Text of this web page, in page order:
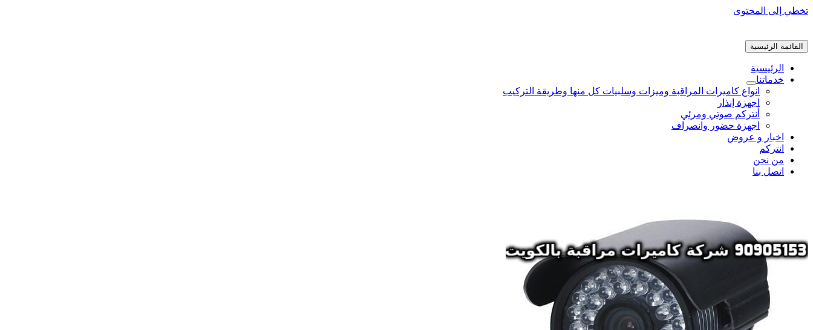
تخطي إلى المحتوى
القائمة الرئيسية
الرئيسية
خدماتنا
انواع كاميرات المراقبة وميزات وسلبيات كل منها وطريقة التركيب
اجهزة إنذار
أنتركم صوتي ومرئي
اجهزة حضور وانصراف
اخبار و عروض
انتركم
من نحن
اتصل بنا